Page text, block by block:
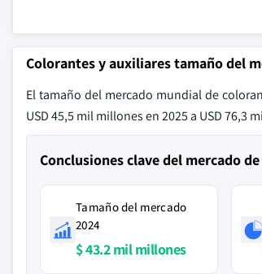
Colorantes y auxiliares tamaño del
El tamaño del mercado mundial de
USD 45,5 mil millones en 2025 a USD 76,3
Conclusiones clave del mercado
Tamaño del mercado
2024
$ 43.2 mil millones